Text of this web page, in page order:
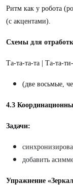
Ритм как у робота
(с акцентами).
Схемы для
Та-та-та-та | Та-та-
(две восьмые,
4.3
Задачи:
добавить
Упражнение